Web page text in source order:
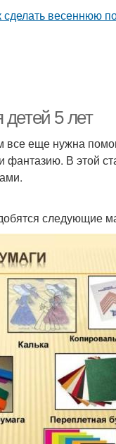
5 лет
все еще нужна
фантазию. В этой
следующие